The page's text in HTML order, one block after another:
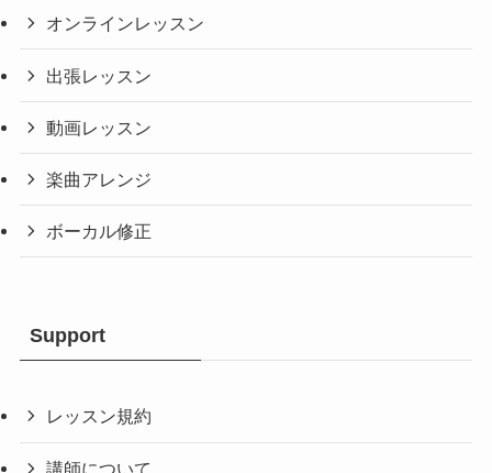
オンラインレッスン
出張レッスン
動画レッスン
楽曲アレンジ
ボーカル修正
Support
レッスン規約
講師について